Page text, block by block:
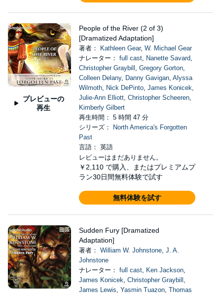
プレビューの
再生
People of the River (2 of 3)
[Dramatized Adaptation]
著者： Kathleen Gear, W. Michael Gear
ナレーター： full cast, Nanette Savard,
Christopher Graybill , Gregory Gorton,
Colleen Delany, Danny Gavigan, Alyssa
Wilmoth, Nick DePinto, James Konicek,
Julie-Ann Elliott, Christopher Scheeren,
Kimberly Gilbert
再生時間： 5 時間 47 分
シリーズ：
North America's Forgotten
Past
言語： 英語
レビューはまだありません。
￥2,110 で購入、またはプレミアムプ
ラン30日間無料体験で試す
無料体験を試す
Sudden Fury [Dramatized
Adaptation]
著者： William W. Johnstone, J. A.
Johnstone
ナレーター： full cast, Ken Jackson,
James Konicek, Christopher Graybill ,
James Lewis, Yasmin Tuazon, Thomas